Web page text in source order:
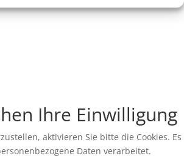
Ihre Einwilligung
aktivieren Sie bitte die Cookies. Es
Daten verarbeitet.